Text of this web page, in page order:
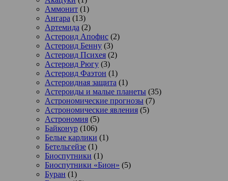
Аммонит (1)
Ангара (13)
Артемида (2)
Астероид Апофис (2)
Астероид Бенну (3)
Астероид Психея (2)
Астероид Рюгу (3)
Астероид Фаэтон (1)
Астероидная защита (1)
Астероиды и малые планеты (35)
Астрономические прогнозы (7)
Астрономические явления (5)
Астрономия (5)
Байконур (106)
Белые карлики (1)
Бетельгейзе (1)
Биоспутники (1)
Биоспутники «Бион» (5)
Буран (1)